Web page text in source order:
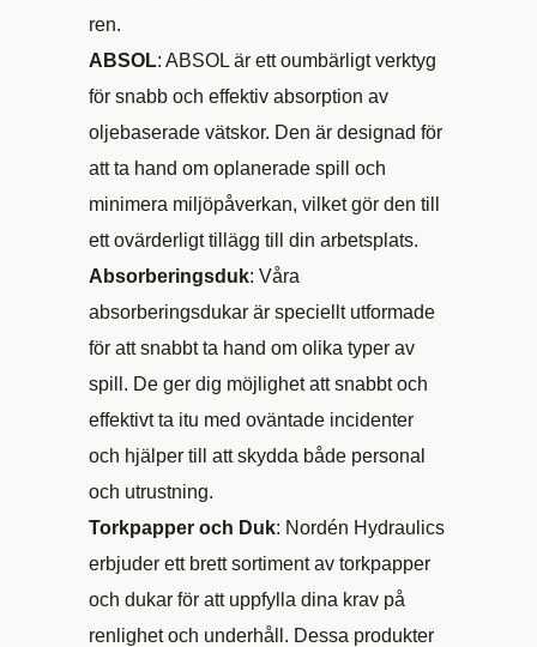
ren.
ABSOL: ABSOL är ett oumbärligt verktyg
för snabb och effektiv absorption av
oljebaserade vätskor. Den är designad för
att ta hand om oplanerade spill och
minimera miljöpåverkan, vilket gör den till
ett ovärderligt tillägg till din arbetsplats.
Absorberingsduk: Våra
absorberingsdukar är speciellt utformade
för att snabbt ta hand om olika typer av
spill. De ger dig möjlighet att snabbt och
effektivt ta itu med oväntade incidenter
och hjälper till att skydda både personal
och utrustning.
Torkpapper och Duk: Nordén Hydraulics
erbjuder ett brett sortiment av torkpapper
och dukar för att uppfylla dina krav på
renlighet och underhåll. Dessa produkter